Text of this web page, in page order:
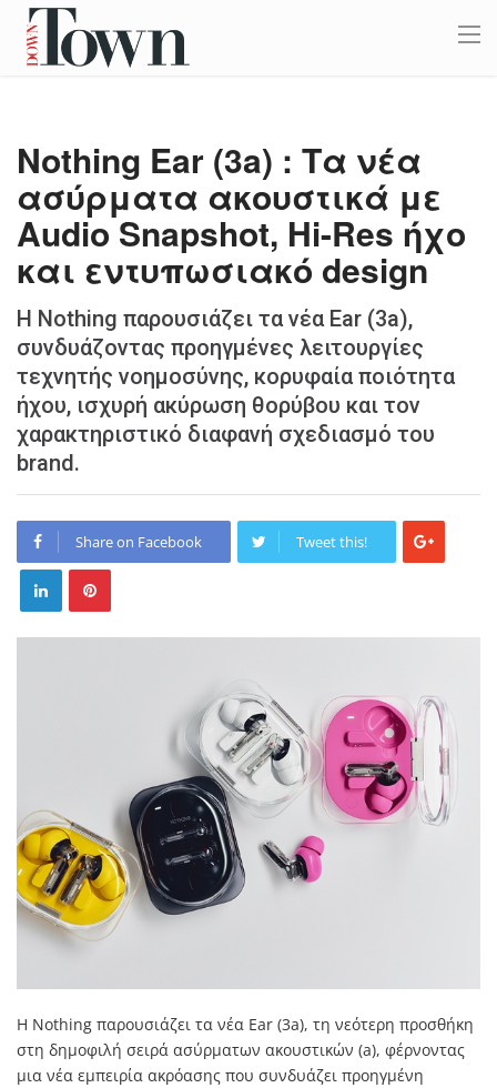
Nothing Ear (3a) : Τα νέα
ασύρματα ακουστικά με
Audio Snapshot, Hi-Res ήχο
και εντυπωσιακό design
Η Nothing παρουσιάζει τα νέα Ear (3a),
συνδυάζοντας προηγμένες λειτουργίες
τεχνητής νοημοσύνης, κορυφαία ποιότητα
ήχου, ισχυρή ακύρωση θορύβου και τον
χαρακτηριστικό διαφανή σχεδιασμό του
brand.
Share on Facebook Tweet this!
Η Nothing παρουσιάζει τα νέα Ear (3a), τη νεότερη προσθήκη
στη δημοφιλή σειρά ασύρματων ακουστικών (a), φέρνοντας
μια νέα εμπειρία ακρόασης που συνδυάζει προηγμένη